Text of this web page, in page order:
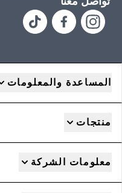
المساعدة والمعلومات
منتجات
معلومات الشركة